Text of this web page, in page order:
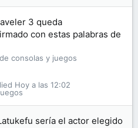
3 queda
con estas palabras de
consolas y juegos
Hoy a las 12:02
sería el actor elegido